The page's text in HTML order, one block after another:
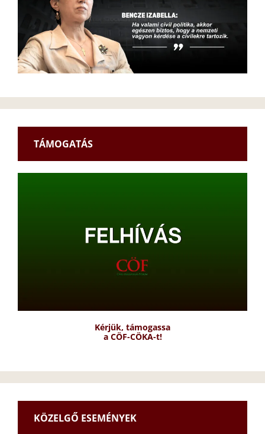
TÁMOGATÁS
Kérjük, támogassa
a CÖF-CÖKA-t!
KÖZELGŐ ESEMÉNYEK